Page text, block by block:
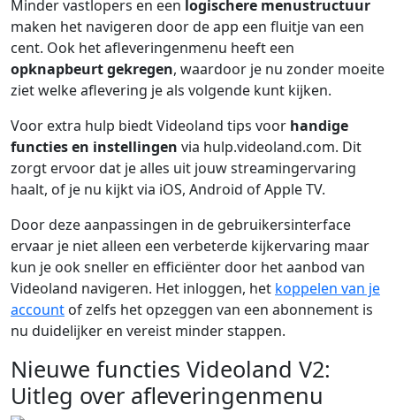
Minder vastlopers en een logischere menustructuur
maken het navigeren door de app een fluitje van een
cent. Ook het afleveringenmenu heeft een
opknapbeurt gekregen, waardoor je nu zonder moeite
ziet welke aflevering je als volgende kunt kijken.
Voor extra hulp biedt Videoland tips voor handige
functies en instellingen via hulp.videoland.com. Dit
zorgt ervoor dat je alles uit jouw streamingervaring
haalt, of je nu kijkt via iOS, Android of Apple TV.
Door deze aanpassingen in de gebruikersinterface
ervaar je niet alleen een verbeterde kijkervaring maar
kun je ook sneller en efficiënter door het aanbod van
Videoland navigeren. Het inloggen, het koppelen van je
account of zelfs het opzeggen van een abonnement is
nu duidelijker en vereist minder stappen.
Nieuwe functies Videoland V2:
Uitleg over afleveringenmenu